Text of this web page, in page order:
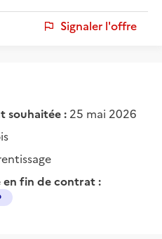
Signaler l'offre
souhaitée : 25 mai 2026
en fin de contrat :